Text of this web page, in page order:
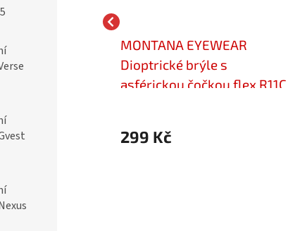
s
flex R11
MONTANA EYEWEAR
Dioptrické brýle s
asférickou čočkou flex R11C
299 Kč